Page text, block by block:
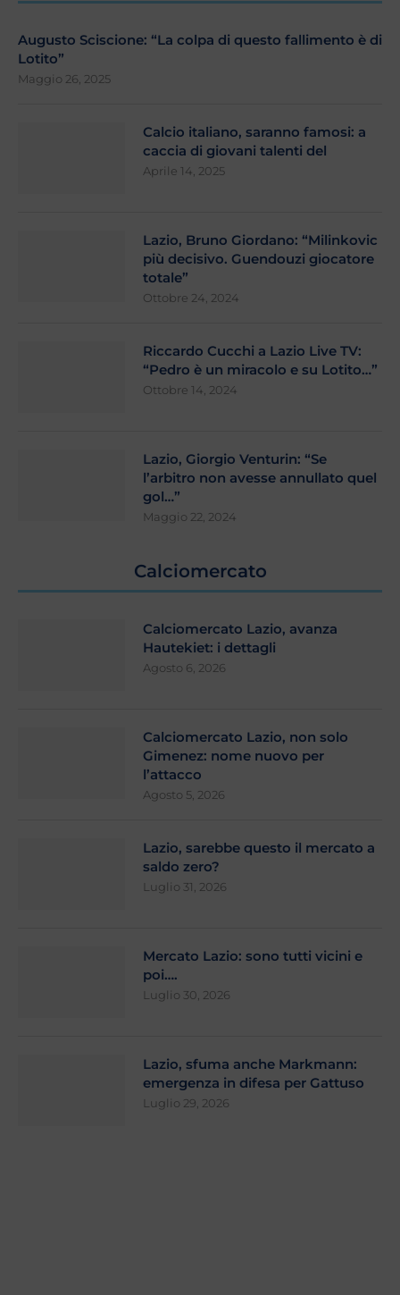
Augusto Sciscione: “La colpa di questo fallimento è di
Lotito”
Maggio 26, 2025
Calcio italiano, saranno famosi: a
caccia di giovani talenti del
Aprile 14, 2025
Lazio, Bruno Giordano: “Milinkovic
più decisivo. Guendouzi giocatore
totale”
Ottobre 24, 2024
Riccardo Cucchi a Lazio Live TV:
“Pedro è un miracolo e su Lotito…”
Ottobre 14, 2024
Lazio, Giorgio Venturin: “Se
l’arbitro non avesse annullato quel
gol…”
Maggio 22, 2024
Calciomercato
Calciomercato Lazio, avanza
Hautekiet: i dettagli
Agosto 6, 2026
Calciomercato Lazio, non solo
Gimenez: nome nuovo per
l’attacco
Agosto 5, 2026
Lazio, sarebbe questo il mercato a
saldo zero?
Luglio 31, 2026
Mercato Lazio: sono tutti vicini e
poi….
Luglio 30, 2026
Lazio, sfuma anche Markmann:
emergenza in difesa per Gattuso
Luglio 29, 2026